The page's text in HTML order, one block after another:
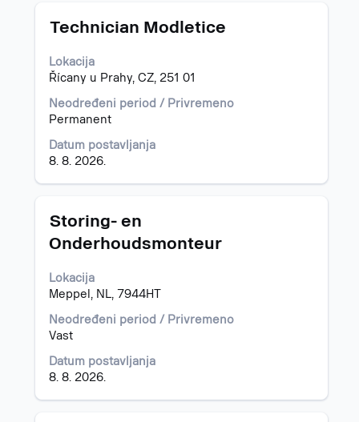
Tab
za
poslova.
posla.
Naslov
Technician Modletice
Lokacija
Řícany u Prahy, CZ, 251 01
Neodređeni period / Privremeno
Permanent
Datum postavljanja
8. 8. 2026.
Izaberite
razmaknicom
da
prikazali
celokupan
informacija
o
poslu.
Naslov
Storing- en
Onderhoudsmonteur
Lokacija
Meppel, NL, 7944HT
Neodređeni period / Privremeno
Vast
Datum postavljanja
8. 8. 2026.
Izaberite
razmaknicom
biste
prikazali
celokupan
sadržaj
o
poslu.